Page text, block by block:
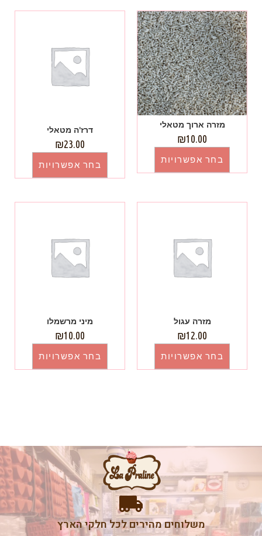
מזרה ארוך מטאלי
₪10.00
בחר אפשרויות
דרז'ה מטאלי
₪23.00
בחר אפשרויות
מזרה עגול
₪12.00
בחר אפשרויות
מיני מרשמלו
₪10.00
בחר אפשרויות
משלוחים מהירים לכל חלקי הארץ